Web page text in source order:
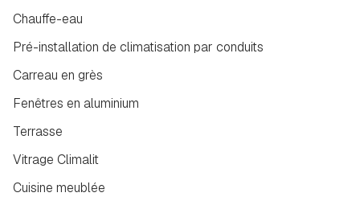
Chauffe-eau
Pré-installation de climatisation par conduits
Carreau en grès
Fenêtres en aluminium
Terrasse
Vitrage Climalit
Cuisine meublée